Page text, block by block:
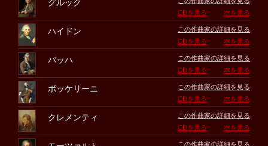
グルック
CDを見る
本を見る
ハイドン
この作曲家の詳細を見る
CDを見る
本を見る
バッハ
この作曲家の詳細を見る
CDを見る
本を見る
ボッケリーニ
この作曲家の詳細を見る
CDを見る
本を見る
クレメンティ
この作曲家の詳細を見る
CDを見る
本を見る
この作曲家の詳細を見る